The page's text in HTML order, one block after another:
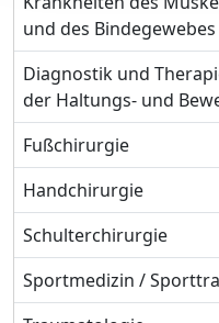
und des Bindegewebes
Diagnostik und
der Haltungs- und
Fußchirurgie
Handchirurgie
Schulterchirurgie
Sportmedizin /